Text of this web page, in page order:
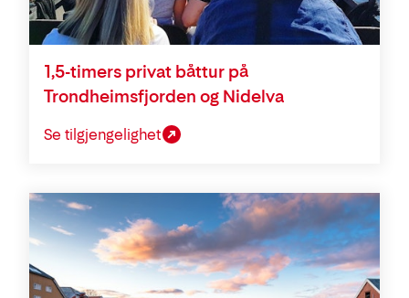
1,5-timers privat båttur på
Trondheimsfjorden og Nidelva
Se tilgjengelighet